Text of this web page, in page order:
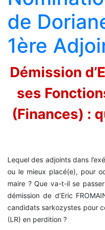
de
1ère
Démission
ses
(Finances) :
Lequel des adjoints dans
ou le mieux placé(e), pour
maire ? Que va-t-il se
démission de d’Eric
candidats sarkozystes pour
(LR) en perdition ?